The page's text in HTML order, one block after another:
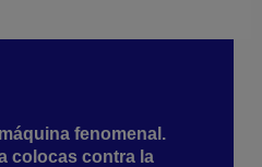
fenomenal.
colocas contra la